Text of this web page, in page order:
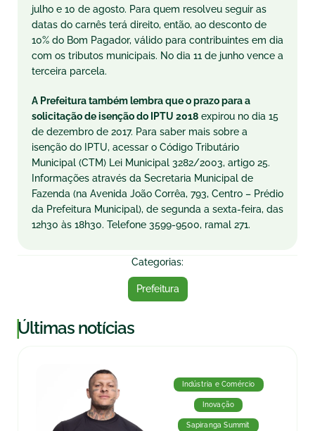
julho e 10 de agosto. Para quem resolveu seguir as
datas do carnês terá direito, então, ao desconto de
10% do Bom Pagador, válido para contribuintes em dia
com os tributos municipais. No dia 11 de junho vence a
terceira parcela.
A Prefeitura também lembra que o prazo para a
solicitação de isenção do IPTU 2018 expirou no dia 15
de dezembro de 2017. Para saber mais sobre a
isenção do IPTU, acessar o Código Tributário
Municipal (CTM) Lei Municipal 3282/2003, artigo 25.
Informações através da Secretaria Municipal de
Fazenda (na Avenida João Corrêa, 793, Centro – Prédio
da Prefeitura Municipal), de segunda a sexta-feira, das
12h30 às 18h30. Telefone 3599-9500, ramal 271.
Categorias:
Prefeitura
|Últimas notícias
Indústria e Comércio
Inovação
Sapiranga Summit